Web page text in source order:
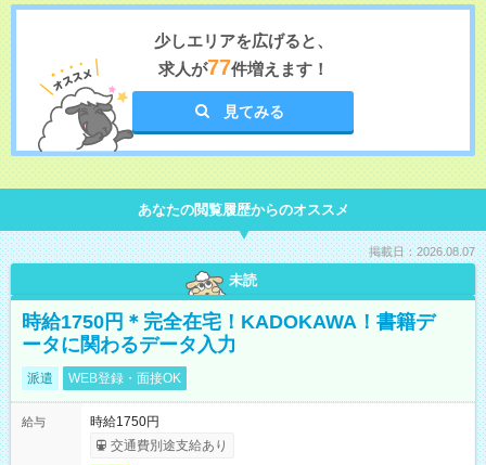
少しエリアを広げると、
求人が77件増えます！
見てみる
あなたの閲覧履歴からのオススメ
掲載日：2026.08.07
未読
時給1750円＊完全在宅！KADOKAWA！書籍デ
ータに関わるデータ入力
派遣 WEB登録・面接OK
給与
時給1750円
交通費別途支給あり